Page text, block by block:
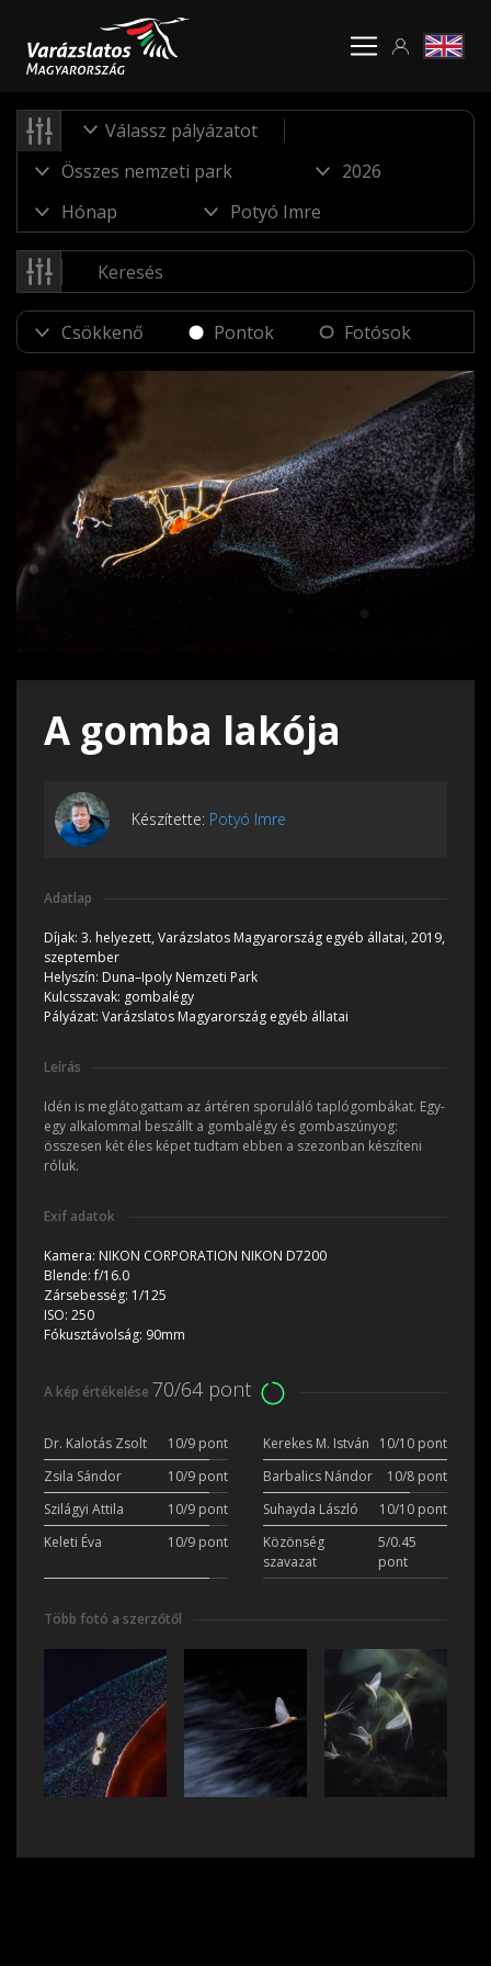
Válassz pályázatot
Pontok Fotósok
A gomba lakója
Készítette: Potyó Imre
Adatlap
Díjak: 3. helyezett, Varázslatos Magyarország egyéb állatai, 2019,
szeptember
Helyszín: Duna–Ipoly Nemzeti Park
Kulcsszavak: gombalégy
Pályázat: Varázslatos Magyarország egyéb állatai
Leírás
Idén is meglátogattam az ártéren sporuláló taplógombákat. Egy-
egy alkalommal beszállt a gombalégy és gombaszúnyog:
összesen két éles képet tudtam ebben a szezonban készíteni
róluk.
Exif adatok
Kamera: NIKON CORPORATION NIKON D7200
Blende:f/16.0
Zársebesség: 1/125
ISO: 250
Fókusztávolság: 90mm
A kép értékelése 70/64 pont
Dr. Kalotás Zsolt 10/9 pont Kerekes M. István
10/10 pont
Zsila Sándor
10/9 pont Barbalics Nándor
10/8 pont
Szilágyi Attila
10/9 pont Suhayda László
10/10 pont
Keleti Éva
10/9 pont
Közönség
szavazat
5/0.45
pont
Több fotó a szerzőtől